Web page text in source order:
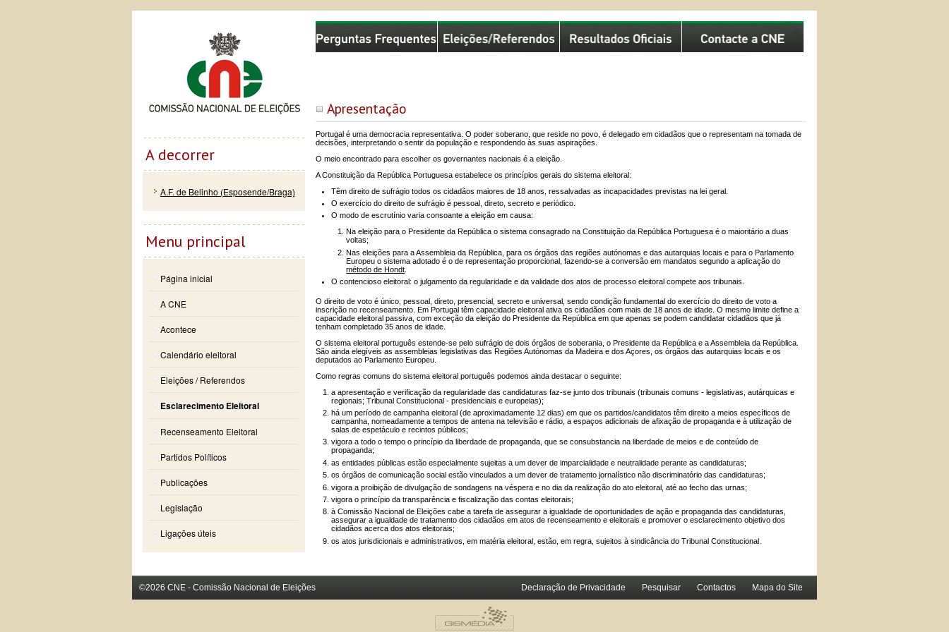
Apresentação
Portugal é uma democracia representativa. O poder soberano, que reside no povo, é delegado em cidadãos que o representam na tomada de
decisões, interpretando o sentir da população e respondendo às suas aspirações.
O meio encontrado para escolher os governantes nacionais é a eleição.
A Constituição da República Portuguesa estabelece os princípios gerais do sistema eleitoral:
Têm direito de sufrágio todos os cidadãos maiores de 18 anos, ressalvadas as incapacidades previstas na lei geral.
O exercício do direito de sufrágio é pessoal, direto, secreto e periódico.
O modo de escrutínio varia consoante a eleição em causa:
Na eleição para o Presidente da República o sistema consagrado na Constituição da República Portuguesa é o maioritário a duas
voltas;
Nas eleições para a Assembleia da República, para os órgãos das regiões autónomas e das autarquias locais e para o Parlamento
Europeu o sistema adotado é o de representação proporcional, fazendo-se a conversão em mandatos segundo a aplicação do
método de Hondt
O contencioso eleitoral: o julgamento da regularidade e da validade dos atos de processo eleitoral compete aos tribunais.
O direito de voto é único, pessoal, direto, presencial, secreto e universal, sendo condição fundamental do exercício do direito de voto a
inscrição no recenseamento. Em Portugal têm capacidade eleitoral ativa os cidadãos com mais de 18 anos de idade. O mesmo limite define a
capacidade eleitoral passiva, com exceção da eleição do Presidente da República em que apenas se podem candidatar cidadãos que já
tenham completado 35 anos de idade.
O sistema eleitoral português estende-se pelo sufrágio de dois órgãos de soberania, o Presidente da República e a Assembleia da República.
São ainda elegíveis as assembleias legislativas das Regiões Autónomas da Madeira e dos Açores, os órgãos das autarquias locais e os
deputados ao Parlamento Europeu.
Como regras comuns do sistema eleitoral português podemos ainda destacar o seguinte:
a apresentação e verificação da regularidade das candidaturas faz-se junto dos tribunais (tribunais comuns - legislativas, autárquicas e
regionais; Tribunal Constitucional - presidenciais e europeias);
há um período de campanha eleitoral (de aproximadamente 12 dias) em que os partidos/candidatos têm direito a meios específicos de
campanha, nomeadamente a tempos de antena na televisão e rádio, a espaços adicionais de afixação de propaganda e à utilização de
salas de espetáculo e recintos públicos;
vigora a todo o tempo o princípio da liberdade de propaganda, que se consubstancia na liberdade de meios e de conteúdo de
propaganda;
as entidades públicas estão especialmente sujeitas a um dever de imparcialidade e neutralidade perante as candidaturas;
os órgãos de comunicação social estão vinculados a um dever de tratamento jornalístico não discriminatório das candidaturas;
vigora a proibição de divulgação de sondagens na véspera e no dia da realização do ato eleitoral, até ao fecho das urnas;
vigora o princípio da transparência e fiscalização das contas eleitorais;
à Comissão Nacional de Eleições cabe a tarefa de assegurar a igualdade de oportunidades de ação e propaganda das candidaturas,
assegurar a igualdade de tratamento dos cidadãos em atos de recenseamento e eleitorais e promover o esclarecimento objetivo dos
cidadãos acerca dos atos eleitorais;
os atos jurisdicionais e administrativos, em matéria eleitoral, estão, em regra, sujeitos à sindicância do Tribunal Constitucional.
Comissão Nacional de Eleições
A decorrer
A.F. de Belinho (Esposende/Braga)
Menu principal
Página inicial
A CNE
Acontece
Calendário eleitoral
Eleições / Referendos
Esclarecimento Eleitoral
Recenseamento Eleitoral
Partidos Políticos
Publicações
Legislação
Ligações úteis
©2026 CNE - Comissão Nacional de Eleições Declaração de Privacidade Pesquisar Contactos Mapa do Site